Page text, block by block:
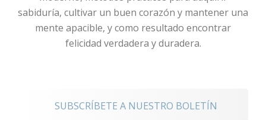
sabiduría, cultivar un buen corazón y mantener una
mente apacible, y como resultado encontrar
felicidad verdadera y duradera.
SUBSCRÍBETE A NUESTRO BOLETÍN